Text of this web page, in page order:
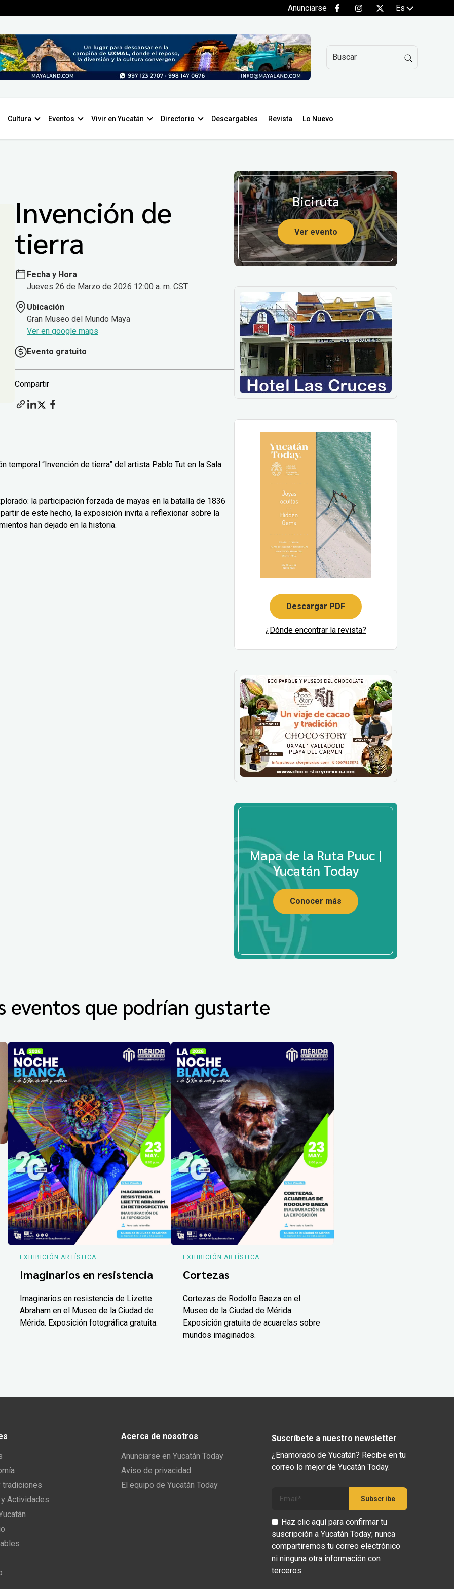
Anunciarse Es
Cultura Eventos Vivir en Yucatán Directorio Descargables Revista Lo Nuevo
Invención de
tierra
Fecha y Hora
Jueves 26 de Marzo de 2026 12:00 a. m. CST
Ubicación
Gran Museo del Mundo Maya
Ver en google maps
Evento gratuito
Compartir
“Invención de tierra” del artista Pablo Tut en la Sala
la participación forzada de mayas en la batalla de 1836
de este hecho, la exposición invita a reflexionar sobre la
han dejado en la historia.
Biciruta
Ver evento
Descargar PDF
¿Dónde encontrar la revista?
Mapa de la Ruta Puuc |
Yucatán Today
Conocer más
eventos que podrían gustarte
EXHIBICIÓN ARTÍSTICA
Imaginarios en resistencia
Imaginarios en resistencia de Lizette
Abraham en el Museo de la Ciudad de
Mérida. Exposición fotográfica gratuita.
EXHIBICIÓN ARTÍSTICA
Cortezas
Cortezas de Rodolfo Baeza en el
Museo de la Ciudad de Mérida.
Exposición gratuita de acuarelas sobre
mundos imaginados.
tradiciones
Actividades
Acerca de nosotros
Anunciarse en Yucatán Today
Aviso de privacidad
El equipo de Yucatán Today
Suscríbete a nuestro newsletter
¿Enamorado de Yucatán? Recibe en tu
correo lo mejor de Yucatán Today.
Haz clic aquí para confirmar tu
suscripción a Yucatán Today; nunca
compartiremos tu correo electrónico
ni ninguna otra información con
terceros.